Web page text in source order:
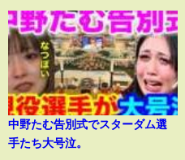
中野たむ告別式でスターダム選
手たち大号泣。